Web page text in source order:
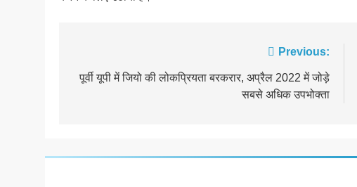
navigation
Previous:
पूर्वी यूपी में जियो की लोकप्रियता बरकरार, अप्रैल 2022 में जोड़े
सबसे अधिक उपभोक्ता